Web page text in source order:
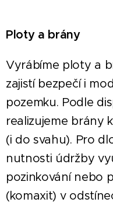
Ploty a brány
Vyrábíme ploty a
zajistí bezpečí i
pozemku. Podle
realizujeme brány
(i do svahu). Pro
nutnosti údržby
pozinkování nebo
(komaxit) v